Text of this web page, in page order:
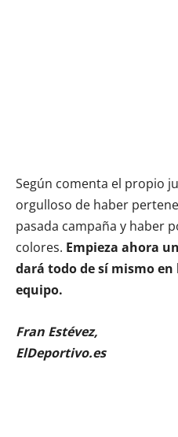
Según comenta el propio
orgulloso de haber
pasada campaña y haber
colores. Empieza ahora
dará todo de sí mismo
equipo.
Fran Estévez,
ElDeportivo.es